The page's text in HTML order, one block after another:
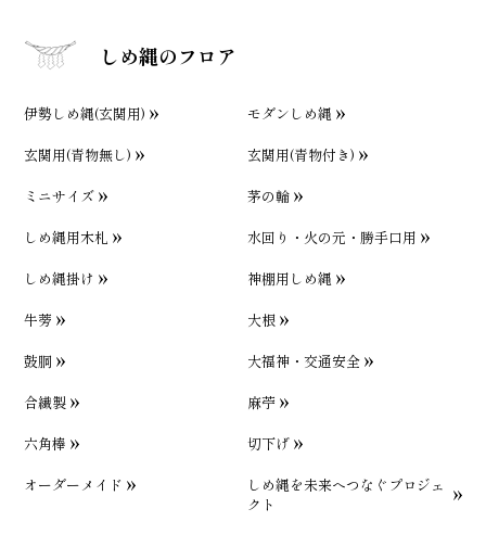
しめ縄のフロア
伊勢しめ縄(玄関用)
モダンしめ縄
玄関用(青物無し)
玄関用(青物付き)
ミニサイズ
茅の輪
しめ縄用木札
水回り・火の元・勝手口用
しめ縄掛け
神棚用しめ縄
牛蒡
大根
鼓胴
大福神・交通安全
合繊製
麻苧
六角棒
切下げ
オーダーメイド
しめ縄を未来へつなぐプロジェ
クト